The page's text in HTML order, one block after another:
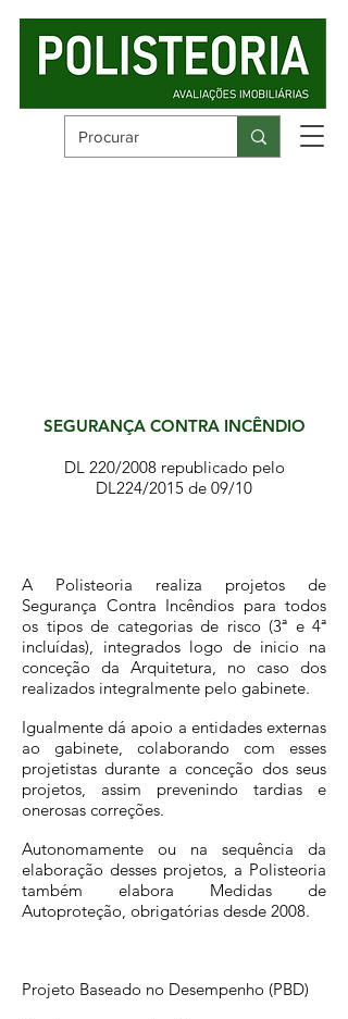
SEGURANÇA CONTRA INCÊNDIO
DL 220/2008 republicado pelo
DL224/2015 de 09/10
A Polisteoria realiza projetos de
Segurança Contra Incêndios para todos
os tipos de categorias de risco (3ª e 4ª
incluídas), integrados logo de inicio na
conceção da Arquitetura, no caso dos
realizados integralmente pelo gabinete.
Igualmente dá apoio a entidades externas
ao gabinete, colaborando com esses
projetistas durante a conceção dos seus
projetos, assim prevenindo tardias e
onerosas correções.
Autonomamente ou na sequência da
elaboração desses projetos, a Polisteoria
também elabora Medidas de
Autoproteção, obrigatórias desde 2008.
Projeto Baseado no Desempenho (PBD)